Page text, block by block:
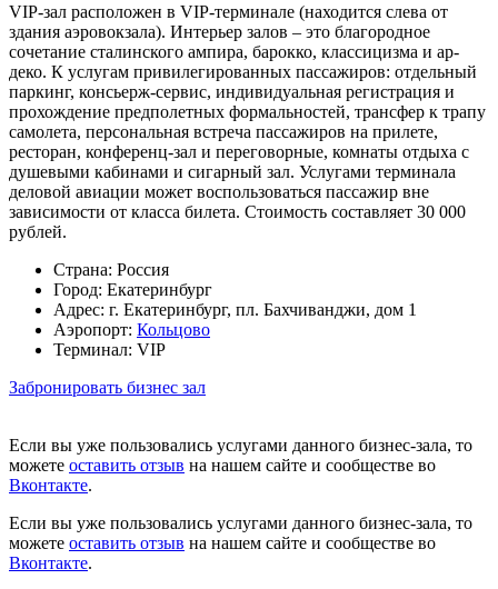
VIP-зал расположен в VIP-терминале (находится слева от
здания аэровокзала). Интерьер залов – это благородное
сочетание сталинского ампира, барокко, классицизма и ар-
деко. К услугам привилегированных пассажиров: отдельный
паркинг, консьерж-сервис, индивидуальная регистрация и
прохождение предполетных формальностей, трансфер к трапу
самолета, персональная встреча пассажиров на прилете,
ресторан, конференц-зал и переговорные, комнаты отдыха с
душевыми кабинами и сигарный зал. Услугами терминала
деловой авиации может воспользоваться пассажир вне
зависимости от класса билета. Стоимость составляет 30 000
рублей.
Страна: Россия
Город: Екатеринбург
Адрес: г. Екатеринбург, пл. Бахчиванджи, дом 1
Аэропорт: Кольцово
Терминал: VIP
Забронировать бизнес зал
Если вы уже пользовались услугами данного бизнес-зала, то
можете оставить отзыв на нашем сайте и сообществе во
Вконтакте.
Если вы уже пользовались услугами данного бизнес-зала, то
можете оставить отзыв на нашем сайте и сообществе во
Вконтакте.